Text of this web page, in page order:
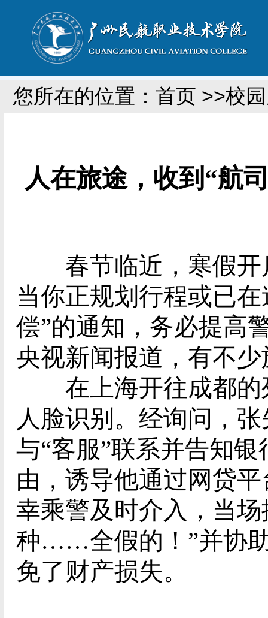
您所在的位置：首页 >>校
人在旅途，收到“航
春节临近，寒假开
当你正规划行程或已
偿”的通知，务必提高
央视新闻报道，有不
在上海开往成都的
人脸识别。经询问，
与“客服”联系并告知
由，诱导他通过网贷
幸乘警及时介入，当
种……全假的！”并协
免了财产损失。